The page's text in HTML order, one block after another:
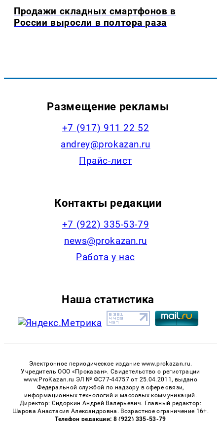
Продажи складных смартфонов в
России выросли в полтора раза
Размещение рекламы
+7 (917) 911 22 52
andrey@prokazan.ru
Прайс-лист
Контакты редакции
+7 (922) 335-53-79
news@prokazan.ru
Работа у нас
Наша статистика
Электронное периодическое издание www.prokazan.ru.
Учредитель ООО «Проказан». Cвидетельство о регистрации
www.ProKazan.ru ЭЛ № ФС77-44757 от 25.04.2011, выдано
Федеральной службой по надзору в сфере связи,
информационных технологий и массовых коммуникаций.
Директор: Сидоркин Андрей Валерьевич. Главный редактор:
Шарова Анастасия Александровна. Возрастное ограничение 16+.
Телефон редакции: 8 (922) 335-53-79